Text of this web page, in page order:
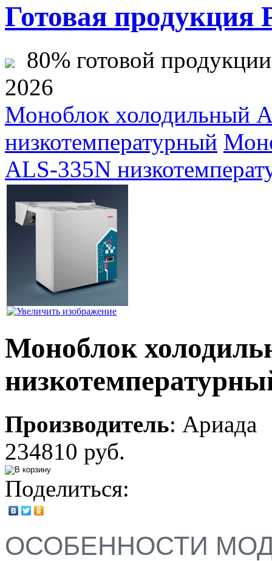
Готовая продукция
80% готовой
2026
Моноблок холодильный
низкотемпературный
ALS-335N
Моноблок
Производитель: Ариада
234810 руб.
Поделиться:
ОСОБЕННОСТИ